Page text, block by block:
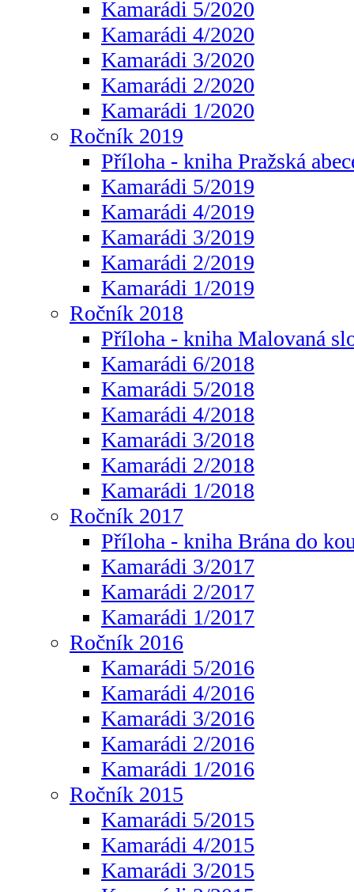
Kamarádi 5/2020
Kamarádi 4/2020
Kamarádi 3/2020
Kamarádi 2/2020
Kamarádi 1/2020
Ročník 2019
Příloha - kniha Pražská
Kamarádi 5/2019
Kamarádi 4/2019
Kamarádi 3/2019
Kamarádi 2/2019
Kamarádi 1/2019
Ročník 2018
Příloha - kniha Malovaná
Kamarádi 6/2018
Kamarádi 5/2018
Kamarádi 4/2018
Kamarádi 3/2018
Kamarádi 2/2018
Kamarádi 1/2018
Ročník 2017
Příloha - kniha Brána do
Kamarádi 3/2017
Kamarádi 2/2017
Kamarádi 1/2017
Ročník 2016
Kamarádi 5/2016
Kamarádi 4/2016
Kamarádi 3/2016
Kamarádi 2/2016
Kamarádi 1/2016
Ročník 2015
Kamarádi 5/2015
Kamarádi 4/2015
Kamarádi 3/2015